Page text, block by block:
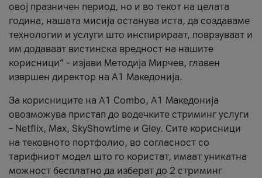
овој празничен период, но и во текот на целата
година, нашата мисија останува иста, да создаваме
технологии и услуги што инспирираат, поврзуваат и
им додаваат вистинска вредност на нашите
корисници“ – изјави Методија Мирчев, главен
извршен директор на А1 Македонија.
За корисниците на A1 Combo, А1 Македонија
овозможува пристап до водечките стриминг услуги
– Netflix, Max, SkyShowtime и Gley. Сите корисници
на тековното портфолио, во согласност со
тарифниот модел што го користат, имаат уникатна
можност бесплатно да изберат до 2 стриминг